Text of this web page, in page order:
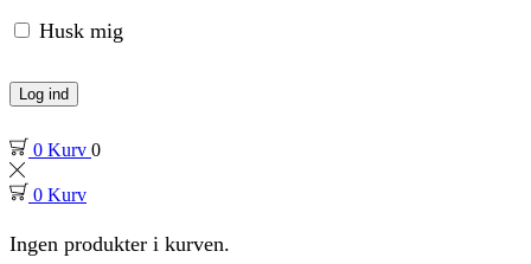
Husk mig
Log ind
0 Kurv 0
0 Kurv
Ingen produkter i kurven.